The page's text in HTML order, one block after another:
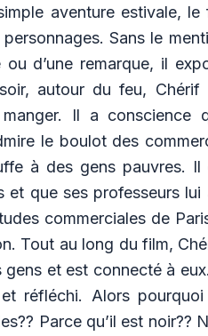
aventure estivale,
Sans le
ou d’une remarque, il
autour du feu, Chérif
Il a conscience
le boulot des
à des gens pauvres.
et que ses professeurs
commerciales de
Tout au long du film,
gens et est connecté à
réfléchi. Alors
Parce qu’il est noir??